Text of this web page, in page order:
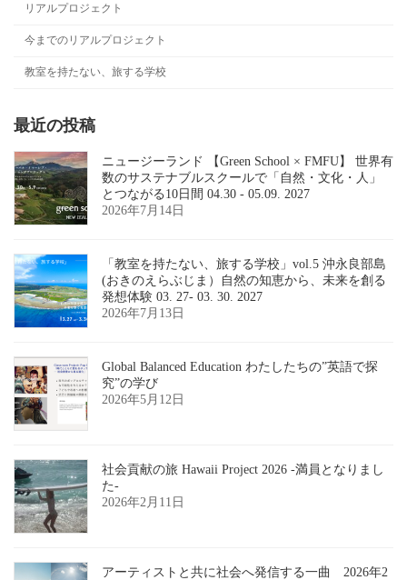
リアルプロジェクト
今までのリアルプロジェクト
教室を持たない、旅する学校
最近の投稿
ニュージーランド 【Green School × FMFU】 世界有
数のサステナブルスクールで「自然・文化・人」
とつながる10日間 04.30 - 05.09. 2027
2026年7月14日
「教室を持たない、旅する学校」vol.5 沖永良部島
(おきのえらぶじま）自然の知恵から、未来を創る
発想体験 03. 27- 03. 30. 2027
2026年7月13日
Global Balanced Education わたしたちの”英語で探
究”の学び
2026年5月12日
社会貢献の旅 Hawaii Project 2026 -満員となりまし
た-
2026年2月11日
アーティストと共に社会へ発信する一曲 2026年2